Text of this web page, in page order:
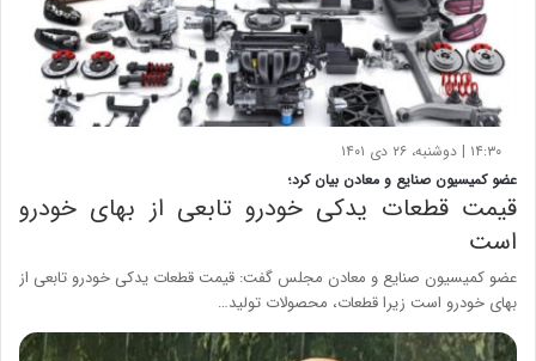
۱۴:۳۰ | دوشنبه، ۲۶ دی ۱۴۰۱
عضو کمیسیون صنایع و معادن بیان کرد؛
قیمت قطعات یدکی خودرو تابعی از بهای خودرو
است
عضو کمیسیون صنایع و معادن مجلس گفت: قیمت قطعات یدکی خودرو تابعی از
بهای خودرو است زیرا قطعات، محصولات تولید…